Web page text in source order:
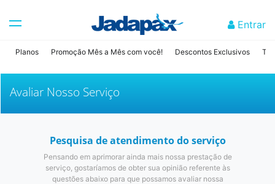
Entrar
Planos Promoção Mês a Mês com você! Descontos Exclusivos
Avaliar Nosso Serviço
Pesquisa de atendimento do serviço
Pensando em aprimorar ainda mais nossa prestação de
serviço, gostaríamos de obter sua opinião referente às
questões abaixo para que possamos avaliar nossa